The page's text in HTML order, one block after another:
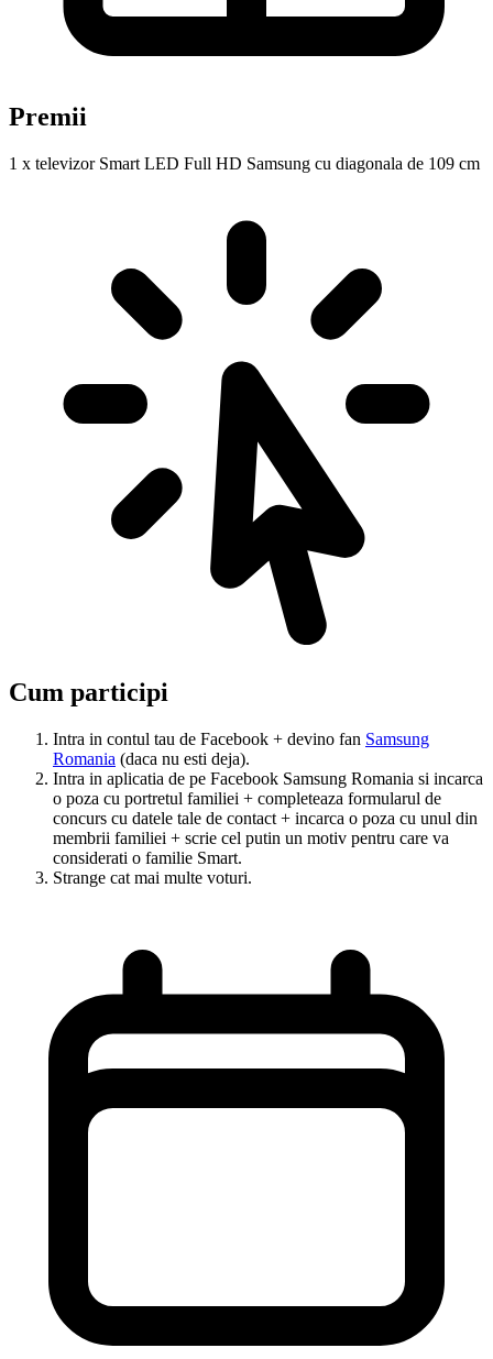
Premii
1 x televizor Smart LED Full HD Samsung cu diagonala de 109 cm
Cum participi
Intra in contul tau de Facebook + devino fan Samsung
Romania (daca nu esti deja).
Intra in aplicatia de pe Facebook Samsung Romania si incarca
o poza cu portretul familiei + completeaza formularul de
concurs cu datele tale de contact + incarca o poza cu unul din
membrii familiei + scrie cel putin un motiv pentru care va
considerati o familie Smart.
Strange cat mai multe voturi.